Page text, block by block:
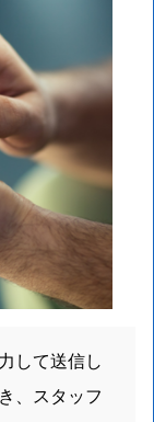
して送信し
、スタッフ